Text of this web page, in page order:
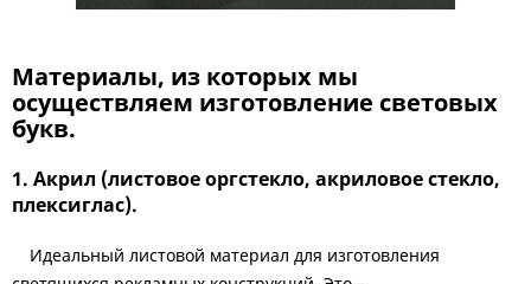
Материалы, из которых мы
осуществляем изготовление световых
букв.
1. Акрил (листовое оргстекло, акриловое стекло,
плексиглас).
Идеальный листовой материал для изготовления